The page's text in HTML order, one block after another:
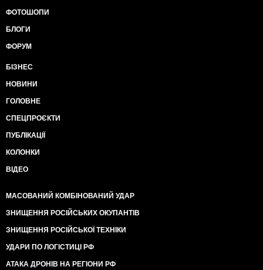
ФОТОШОПИ
БЛОГИ
ФОРУМ
БІЗНЕС
НОВИНИ
ГОЛОВНЕ
СПЕЦПРОЄКТИ
ПУБЛІКАЦІЇ
КОЛОНКИ
ВІДЕО
МАСОВАНИЙ КОМБІНОВАНИЙ УДАР
ЗНИЩЕННЯ РОСІЙСЬКИХ ОКУПАНТІВ
ЗНИЩЕННЯ РОСІЙСЬКОЇ ТЕХНІКИ
УДАРИ ПО ЛОГІСТИЦІ РФ
АТАКА ДРОНІВ НА РЕГІОНИ РФ